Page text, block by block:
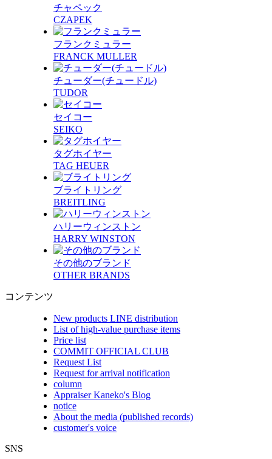
チャペック
CZAPEK
フランクミュラー
FRANCK MULLER
チューダー(チュードル)
TUDOR
セイコー
SEIKO
タグホイヤー
TAG HEUER
ブライトリング
BREITLING
ハリーウィンストン
HARRY WINSTON
その他のブランド
OTHER BRANDS
コンテンツ
New products LINE distribution
List of high-value purchase items
Price list
COMMIT OFFICIAL CLUB
Request List
Request for arrival notification
column
Appraiser Kaneko's Blog
notice
About the media (published records)
customer's voice
SNS